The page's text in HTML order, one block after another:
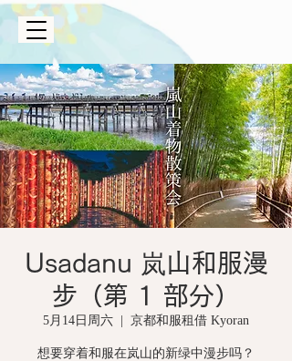
Usadanu 岚山和服漫
步（第 1 部分）
5月14日周六 京都和服租借 Kyoran
想要穿着和服在岚山的新绿中漫步吗？